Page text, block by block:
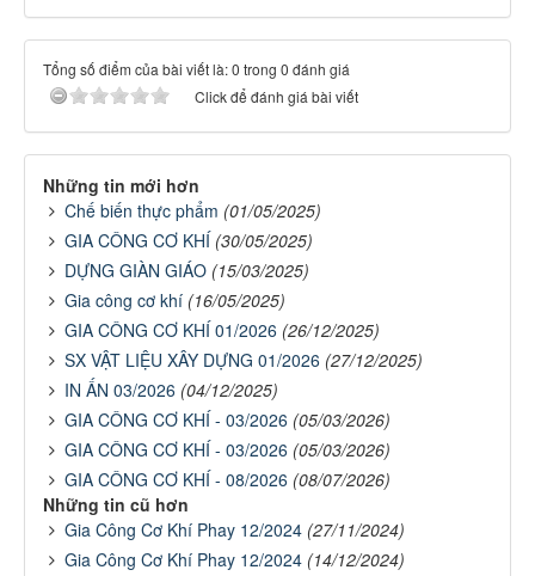
Tổng số điểm của bài viết là: 0 trong 0 đánh giá
Click để đánh giá bài viết
Những tin mới hơn
Chế biến thực phẩm (01/05/2025)
GIA CÔNG CƠ KHÍ (30/05/2025)
DỰNG GIÀN GIÁO (15/03/2025)
Gia công cơ khí (16/05/2025)
GIA CÔNG CƠ KHÍ 01/2026 (26/12/2025)
SX VẬT LIỆU XÂY DỰNG 01/2026 (27/12/2025)
IN ẤN 03/2026 (04/12/2025)
GIA CÔNG CƠ KHÍ - 03/2026 (05/03/2026)
GIA CÔNG CƠ KHÍ - 03/2026 (05/03/2026)
GIA CÔNG CƠ KHÍ - 08/2026 (08/07/2026)
Những tin cũ hơn
Gia Công Cơ Khí Phay 12/2024 (27/11/2024)
Gia Công Cơ Khí Phay 12/2024 (14/12/2024)